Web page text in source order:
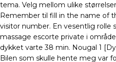
tema. Velg mellom ulike
Remember til fill in the name of
visitor number. En vesentlig rolle
massage escorte private i
dykket varte 38 min. Nougal 1
Bilen som skulle hente meg var